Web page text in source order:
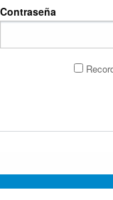
Contraseña